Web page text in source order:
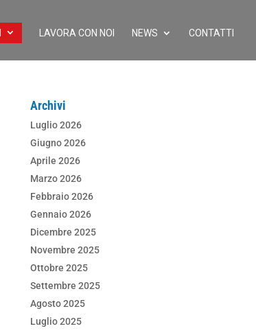
LAVORA CON NOI NEWS CONTATTI
Archivi
Luglio 2026
Giugno 2026
Aprile 2026
Marzo 2026
Febbraio 2026
Gennaio 2026
Dicembre 2025
Novembre 2025
Ottobre 2025
Settembre 2025
Agosto 2025
Luglio 2025